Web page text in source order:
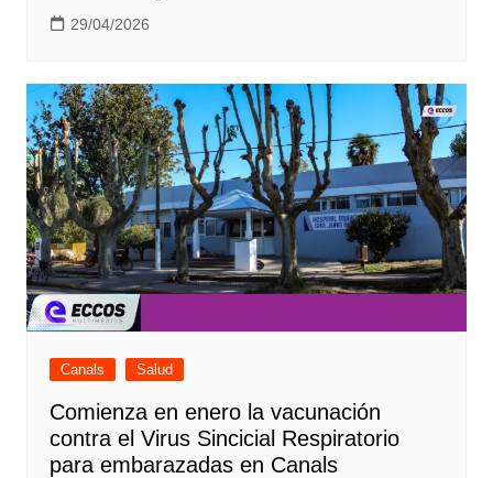
29/04/2026
Canals Salud
Comienza en enero la vacunación
contra el Virus Sincicial Respiratorio
para embarazadas en Canals